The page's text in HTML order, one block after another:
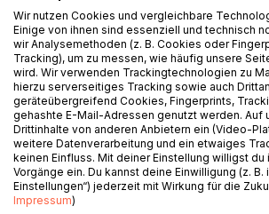
der erste Kloß.
Und wie der Pinsel wieder
und wieder Nasses
gesellt sich zu dem Klacks
ein Tröpfchen namens Max
Als ich 1952 in die Schule
Bildgeschichte, mit der
Lieblingsbeschäftigungen,
Geschichten
Wir nutzen Cookies und vergleichbare
Einige von ihnen sind essenziell und technisch
wir Analysemethoden (z. B. Cookies oder
Tracking), um zu messen, wie häufig unsere
wird. Wir verwenden Trackingtechnologien zu
hierzu serverseitiges Tracking sowie auch
geräteübergreifend Cookies, Fingerprints,
gehashte E-Mail-Adressen genutzt werden. Auf
Drittinhalte von anderen Anbietern ein (Video-
weitere Datenverarbeitung und ein etwaiges
keinen Einfluss. Mit deiner Einstellung willigst
Vorgänge ein. Du kannst deine Einwilligung (z. B.
Einstellungen“) jederzeit mit Wirkung für die
Impressum)